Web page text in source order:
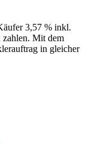
3,57 % inkl.
Mit dem
in gleicher